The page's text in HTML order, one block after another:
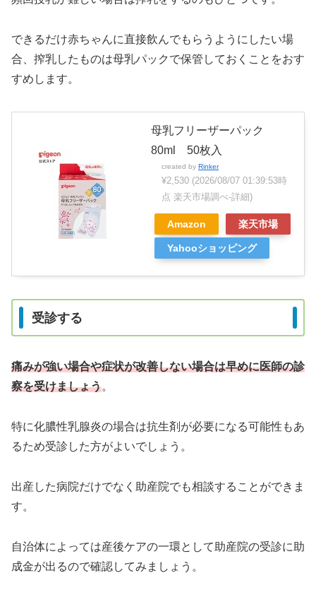
できるだけ赤ちゃんに直接飲んでもらうようにしたい場
合、搾乳したものは母乳パックで保管しておくことをおす
すめします。
母乳フリーザーパック
80ml 50枚入
created by Rinker
¥2,530 (2026/08/07 01:39:53時
点 楽天市場調べ-詳細)
Amazon 楽天市場
Yahooショッピング
受診する
痛みが強い場合や症状が改善しない場合は早めに医師の診
察を受けましょう。
特に化膿性乳腺炎の場合は抗生剤が必要になる可能性もあ
るため受診した方がよいでしょう。
出産した病院だけでなく助産院でも相談することができま
す。
自治体によっては産後ケアの一環として助産院の受診に助
成金が出るので確認してみましょう。